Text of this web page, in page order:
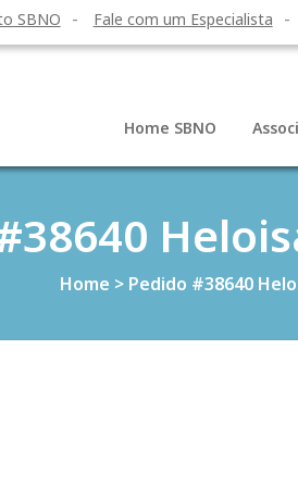
SBNO Fale com um Especialista
Home SBNO
Home > Pedido #38640